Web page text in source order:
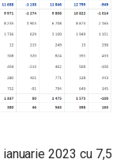
2023 cu 7,5